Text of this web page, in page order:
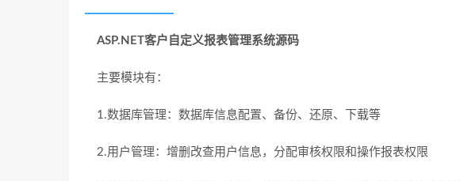
ASP.NET客户自定义报表管理系统源码
主要模块有：
1.数据库管理：数据库信息配置、备份、还原、下载等
2.用户管理：增删改查用户信息，分配审核权限和操作报表权限